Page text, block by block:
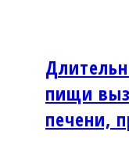
пищи
печени,